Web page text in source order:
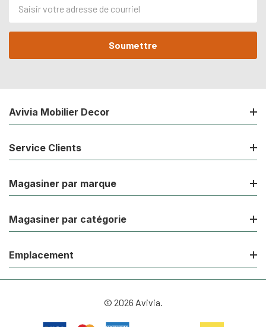
de
courriel
Avivia Mobilier Decor
Service Clients
Magasiner par marque
Magasiner par catégorie
Emplacement
© 2026 Avivia.